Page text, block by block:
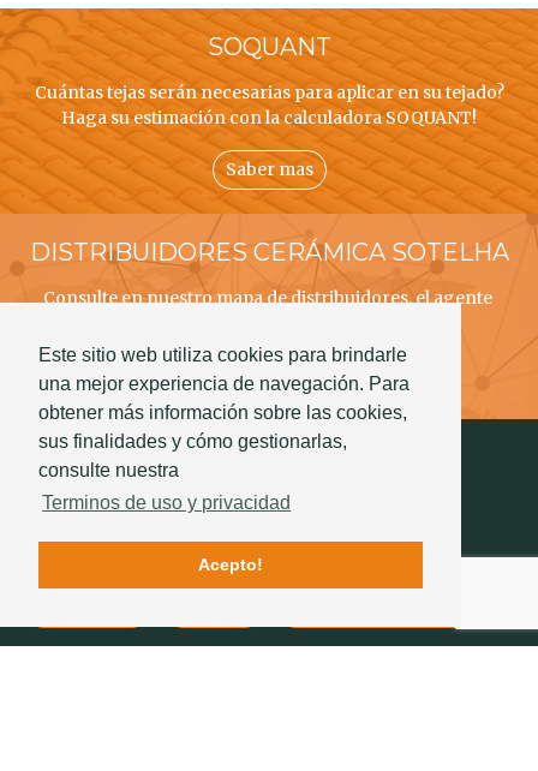
Este sitio web utiliza cookies para brindarle
una mejor experiencia de navegación. Para
obtener más información sobre las cookies,
sus finalidades y cómo gestionarlas,
consulte nuestra
Terminos de uso y privacidad
Acepto!
SOQUANT
Cuántas tejas serán necesarias para aplicar en su tejado?
Haga su estimación con la calculadora SOQUANT!
Saber mas
DISTRIBUIDORES CERÁMICA SOTELHA
Consulte en nuestro mapa de distribuidores, el agente
Saber mas